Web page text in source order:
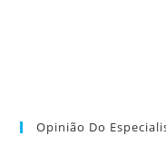
Opinião Do